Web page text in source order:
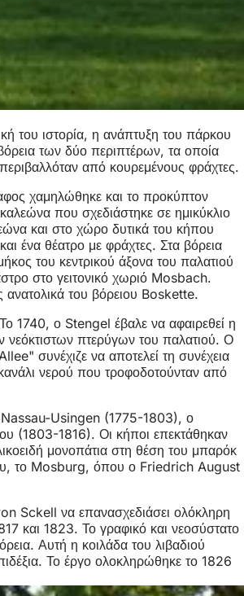
του ιστορία, η ανάπτυξη του πάρκου
των δύο περιπτέρων, τα οποία
από κουρεμένους φράχτες.
χαμηλώθηκε και το προκύπτον
που σχεδιάστηκε σε ημικύκλιο
και στο χώρο δυτικά του κήπου
ένα θέατρο με φράχτες. Στα βόρεια
του κεντρικού άξονα του παλατιού
στο γειτονικό χωριό Mosbach.
του βόρειου Boskette.
1740, ο Stengel έβαλε να αφαιρεθεί η
νεόκτιστων πτερύγων του παλατιού. Ο
συνέχιζε να αποτελεί τη συνέχεια
νερού που τροφοδοτούνταν από
Nassau-Usingen (1775-1803), ο
(1803-1816). Οι κήποι επεκτάθηκαν
μονοπάτια στη θέση του μπαρόκ
το Mosburg, όπου ο Friedrich August
Sckell να επανασχεδιάσει ολόκληρη
και 1823. Το γραφικό και νεοσύστατο
Αυτή η κοιλάδα του λιβαδιού
Το έργο ολοκληρώθηκε το 1826